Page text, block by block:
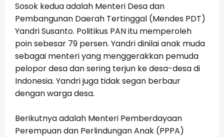
Sosok kedua adalah Menteri Desa dan
Pembangunan Daerah Tertinggal (Mendes PDT)
Yandri Susanto. Politikus PAN itu memperoleh
poin sebesar 79 persen. Yandri dinilai anak muda
sebagai menteri yang menggerakkan pemuda
pelopor desa dan sering terjun ke desa-desa di
Indonesia. Yandri juga tidak segan berbaur
dengan warga desa.
Berikutnya adalah Menteri Pemberdayaan
Perempuan dan Perlindungan Anak (PPPA)